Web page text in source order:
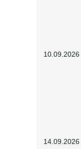
10.09.2026
14.09.2026